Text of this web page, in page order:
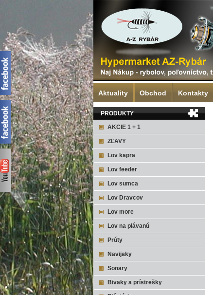
PRODUKTY
AKCIE 1 + 1
ZĽAVY
Lov kapra
Lov feeder
Lov sumca
Lov Dravcov
Lov more
Lov na plávanú
Prúty
Navijaky
Sonary
Bivaky a prístrešky
Aktuality Obchod Kontakty